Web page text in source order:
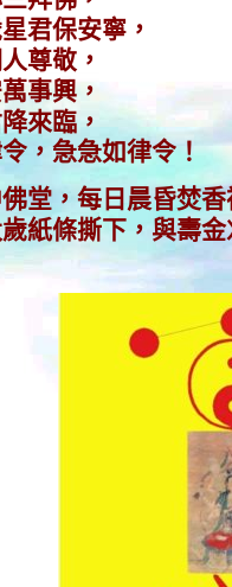
君保安寧，
尊敬，
事興，
來臨，
，急急如律令！
堂，每日晨昏焚
紙條撕下，與壽